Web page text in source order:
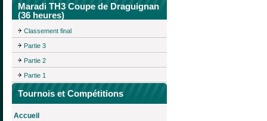
Maradi TH3 Coupe de Draguignan
(36 heures)
Classement final
Partie 3
Partie 2
Partie 1
Tournois et Compétitions
Accueil